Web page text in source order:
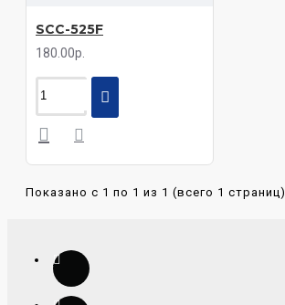
SCC-525F
180.00р.
Показано с 1 по 1 из 1 (всего 1 страниц)